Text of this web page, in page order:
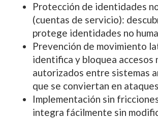
Protección de identidades
(cuentas de servicio):
protege identidades no
Prevención de movimiento
identifica y bloquea accesos
autorizados entre sistemas
que se conviertan en ataques
Implementación sin
integra fácilmente sin